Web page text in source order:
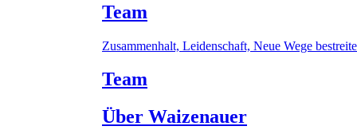
Team
Zusammenhalt, Leidenschaft, Neue Wege
Team
Über Waizenauer